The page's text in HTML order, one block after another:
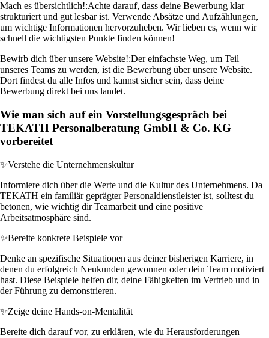
Mach es übersichtlich!:Achte darauf, dass deine Bewerbung klar
strukturiert und gut lesbar ist. Verwende Absätze und Aufzählungen,
um wichtige Informationen hervorzuheben. Wir lieben es, wenn wir
schnell die wichtigsten Punkte finden können!
Bewirb dich über unsere Website!:Der einfachste Weg, um Teil
unseres Teams zu werden, ist die Bewerbung über unsere Website.
Dort findest du alle Infos und kannst sicher sein, dass deine
Bewerbung direkt bei uns landet.
Wie man sich auf ein Vorstellungsgespräch bei
TEKATH Personalberatung GmbH & Co. KG
vorbereitet
✨Verstehe die Unternehmenskultur
Informiere dich über die Werte und die Kultur des Unternehmens. Da
TEKATH ein familiär geprägter Personaldienstleister ist, solltest du
betonen, wie wichtig dir Teamarbeit und eine positive
Arbeitsatmosphäre sind.
✨Bereite konkrete Beispiele vor
Denke an spezifische Situationen aus deiner bisherigen Karriere, in
denen du erfolgreich Neukunden gewonnen oder dein Team motiviert
hast. Diese Beispiele helfen dir, deine Fähigkeiten im Vertrieb und in
der Führung zu demonstrieren.
✨Zeige deine Hands-on-Mentalität
Bereite dich darauf vor, zu erklären, wie du Herausforderungen